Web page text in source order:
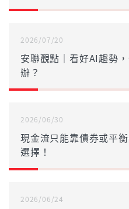
2026/07/20
安聯觀點｜看好AI趨勢
辦？
2026/06/30
現金流只能靠債券或平
選擇！
2026/06/24